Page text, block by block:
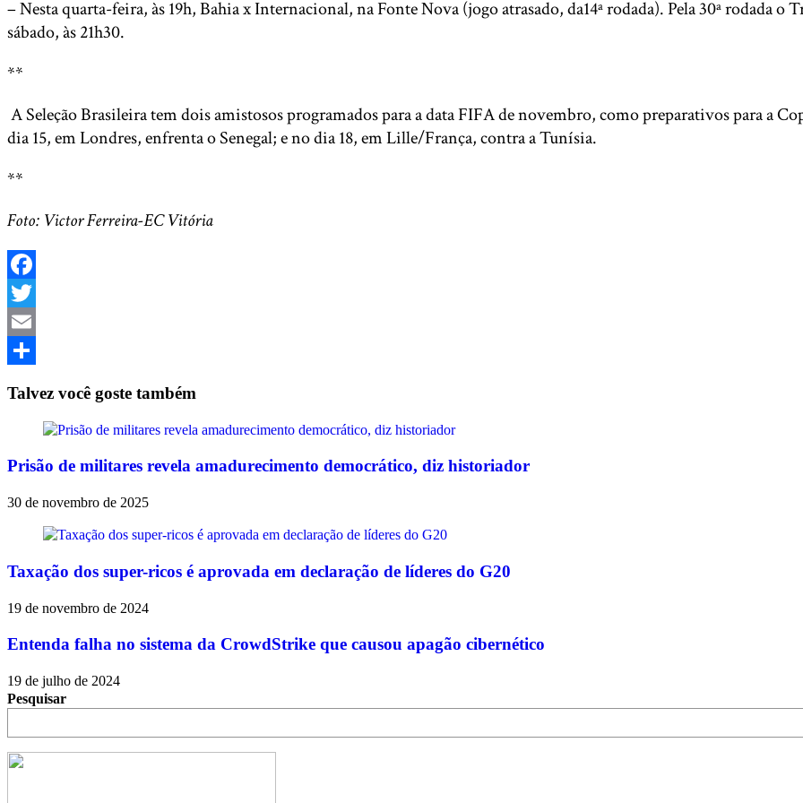
– Nesta quarta-feira, às 19h, Bahia x Internacional, na Fonte Nova (jogo atrasado, da14ª rodada). Pela 30ª rodada
sábado, às 21h30.
**
A Seleção Brasileira tem dois amistosos programados para a data FIFA de novembro, como preparativos para a
dia 15, em Londres, enfrenta o Senegal; e no dia 18, em Lille/França, contra a Tunísia.
**
Foto: Victor Ferreira-EC Vitória
Facebook
Twitter
Email
Talvez você goste também
Prisão de militares revela amadurecimento democrático, diz historiador
30 de novembro de 2025
Taxação dos super-ricos é aprovada em declaração de líderes do G20
19 de novembro de 2024
Entenda falha no sistema da CrowdStrike que causou apagão cibernético
19 de julho de 2024
Pesquisar